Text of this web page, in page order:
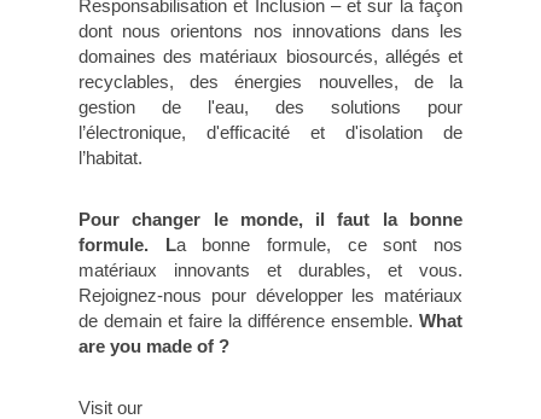
Responsabilisation et Inclusion – et sur la façon
dont nous orientons nos innovations dans les
domaines des matériaux biosourcés, allégés et
recyclables, des énergies nouvelles, de la
gestion de l'eau, des solutions pour
l’électronique, d'efficacité et d'isolation de
l’habitat.
Pour changer le monde, il faut la bonne
formule. La bonne formule, ce sont nos
matériaux innovants et durables, et vous.
Rejoignez-nous pour développer les matériaux
de demain et faire la différence ensemble. What
are you made of ?
Visit our